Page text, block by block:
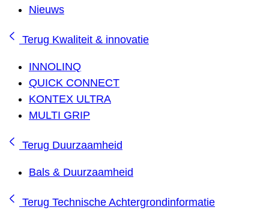
Nieuws
Terug Kwaliteit & innovatie
INNOLINQ
QUICK CONNECT
KONTEX ULTRA
MULTI GRIP
Terug Duurzaamheid
Bals & Duurzaamheid
Terug Technische Achtergrondinformatie